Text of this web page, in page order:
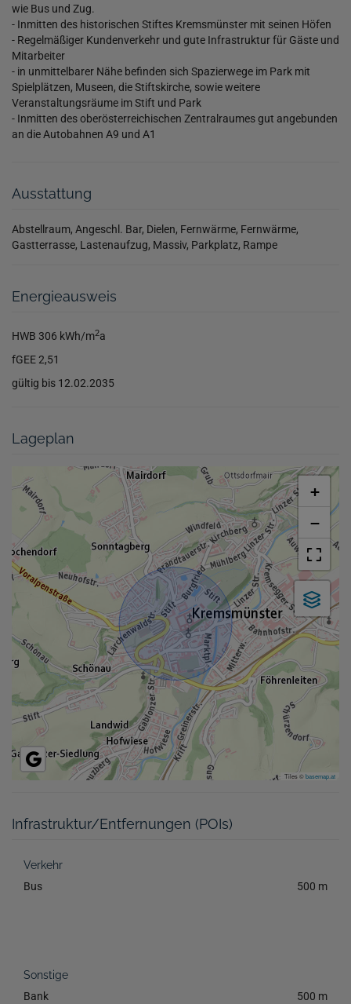
wie Bus und Zug.
- Inmitten des historischen Stiftes Kremsmünster mit seinen Höfen
- Regelmäßiger Kundenverkehr und gute Infrastruktur für Gäste und
Mitarbeiter
- in unmittelbarer Nähe befinden sich Spazierwege im Park mit
Spielplätzen, Museen, die Stiftskirche, sowie weitere
Veranstaltungsräume im Stift und Park
- Inmitten des oberösterreichischen Zentralraumes gut angebunden
an die Autobahnen A9 und A1
Ausstattung
Abstellraum Angeschl. Bar Dielen Fernwärme Fernwärme
Gastterrasse Lastenaufzug Massiv Parkplatz Rampe
Energieausweis
HWB 306 kWh/m2a
fGEE2,51
gültig bis 12.02.2035
Lageplan
+
−
Tiles ©basemap.at
Infrastruktur/Entfernungen (POIs)
Verkehr
Bus
500 m
Sonstige
Bank
500 m